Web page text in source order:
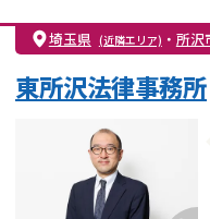
親権・面会交流権
不貞・不倫慰謝料請求
財産分与
埼玉県 (近隣エリア) ・ 所沢
東所沢法律事務所